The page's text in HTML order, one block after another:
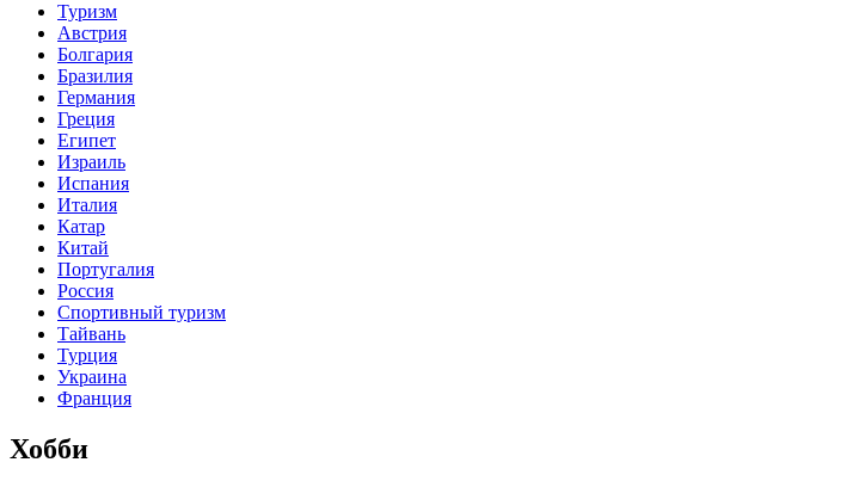
Туризм
Австрия
Болгария
Бразилия
Германия
Греция
Египет
Израиль
Испания
Италия
Катар
Китай
Португалия
Россия
Спортивный туризм
Тайвань
Турция
Украина
Франция
Хобби